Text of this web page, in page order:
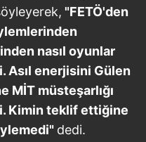
"FETÖ'den
nasıl oyunlar
Asıl enerjisini Gülen
MİT müsteşarlığı
Kimin teklif ettiğine
dedi.